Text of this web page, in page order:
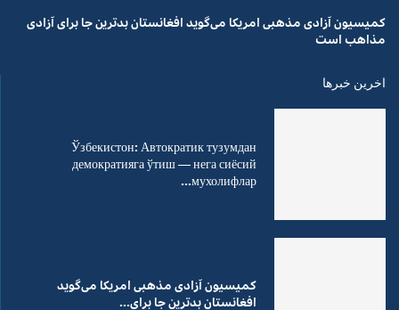
کمیسیون آزادی مذهبی امریکا می‌گوید افغانستان بدترین جا برای آزادی
مذاهب است
اخرین خبرها
Ўзбекистон: Автократик тузумдан
демократияга ўтиш — нега сиёсий
мухолифлар...
کمیسیون آزادی مذهبی امریکا می‌گوید
افغانستان بدترین جا برای...